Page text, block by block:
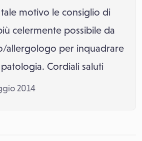
motivo le consiglio di
celermente possibile da
allergologo per inquadrare
Cordiali saluti
2014